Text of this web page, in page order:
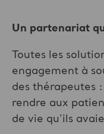
Un partenariat
Toutes les
engagement à
des thérapeutes
rendre aux
de vie qu'ils